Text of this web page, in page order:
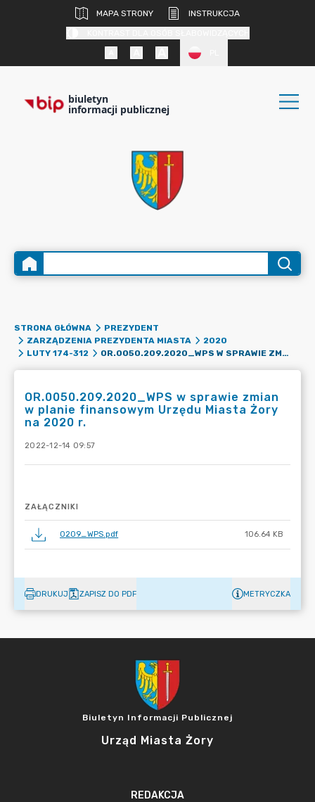
MAPA STRONY
INSTRUKCJA
biuletyn
informacji publicznej
STRONA GŁÓWNA
PREZYDENT
ZARZĄDZENIA PREZYDENTA MIASTA
2020
LUTY 174-312
OR.0050.209.2020_WPS W SPRAWIE ZMIAN W PLANIE FINANSOWYM URZĘDU MIASTA ŻORY NA 2020 R.
OR.0050.209.2020_WPS w sprawie zmian
w planie finansowym Urzędu Miasta Żory
na 2020 r.
2022-12-14 09:57
ZAŁĄCZNIKI
0209_WPS.pdf 106.64 KB
DRUKUJ ZAPISZ DO PDF METRYCZKA
Biuletyn Informacji Publicznej
Urząd Miasta Żory
REDAKCJA